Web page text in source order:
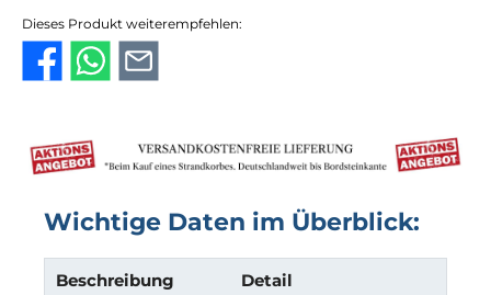
Dieses Produkt weiterempfehlen:
Wichtige Daten im Überblick:
Beschreibung
Detail